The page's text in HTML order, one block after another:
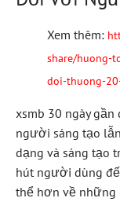
Xem thêm:
share/huong-
doi-thuong-
xsmb 30 ngày
người sáng tạo
dạng và sáng tạo
hút người dùng
thể hơn về những